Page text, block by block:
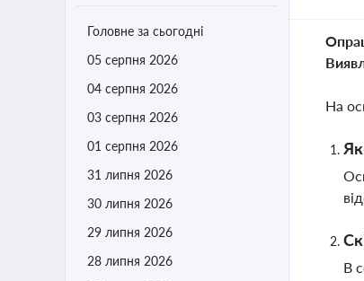
Головне за сьогодні
05 серпня 2026
04 серпня 2026
03 серпня 2026
01 серпня 2026
31 липня 2026
30 липня 2026
29 липня 2026
28 липня 2026
На
В